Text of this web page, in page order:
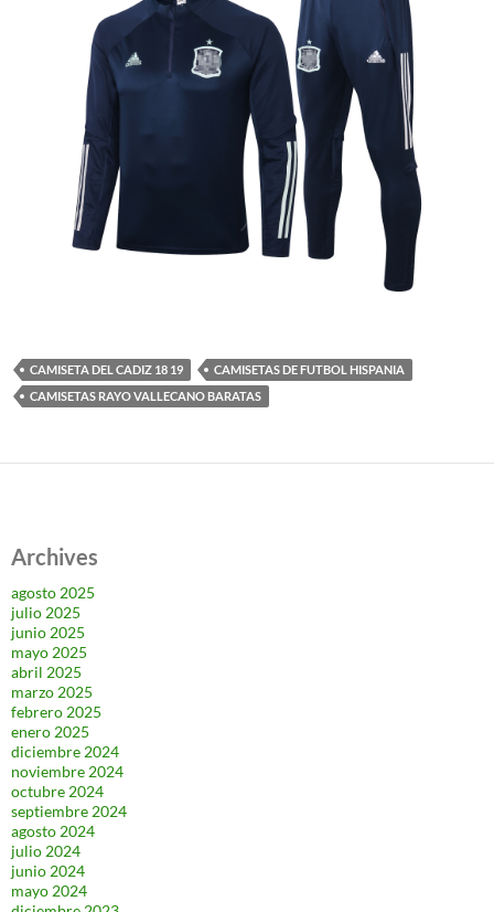
CAMISETA DEL CADIZ 18 19
CAMISETAS DE FUTBOL HISPANIA
CAMISETAS RAYO VALLECANO BARATAS
Archives
agosto 2025
julio 2025
junio 2025
mayo 2025
abril 2025
marzo 2025
febrero 2025
enero 2025
diciembre 2024
noviembre 2024
octubre 2024
septiembre 2024
agosto 2024
julio 2024
junio 2024
mayo 2024